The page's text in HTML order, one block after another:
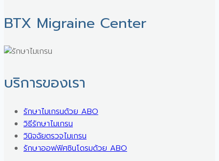
BTX Migraine Center ㅤ
บริการของเรา
รักษาไมเกรนด้วย ABO
วิธีรักษาไมเกรน
วินิจฉัยตรวจไมเกรน
รักษาออฟฟิศซินโดรมด้วย ABO